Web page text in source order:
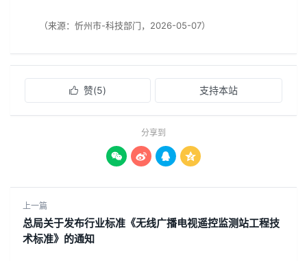
（来源：忻州市-科技部门，2026-05-07）
 赞(5) 支持本站
分享到
   
上一篇
​总局关于发布行业标准《无线广播电视遥控监测站工程技
术标准》的通知